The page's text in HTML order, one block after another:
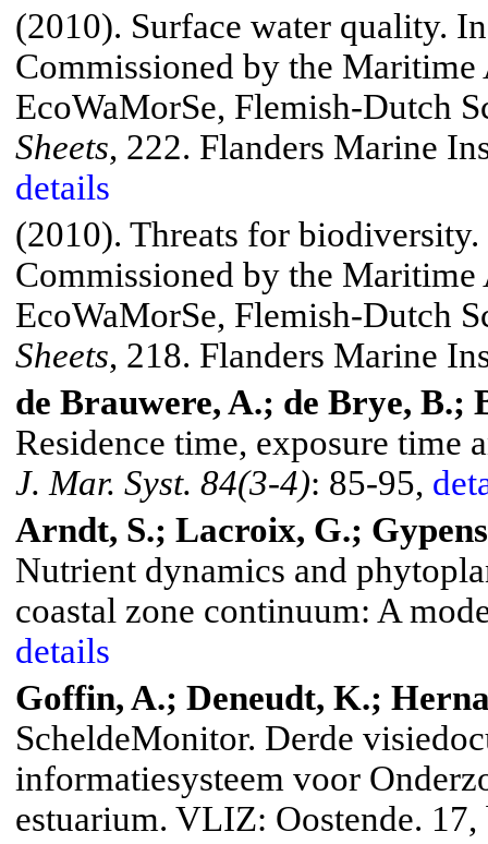
(2010). Surface water quality.
Commissioned by the
EcoWaMorSe, Flemish-Dutch
Sheets, 222. Flanders Marine
details
(2010). Threats for biodiversity.
Commissioned by the
EcoWaMorSe, Flemish-Dutch
Sheets, 218. Flanders Marine
de Brauwere, A.; de Brye, B.;
Residence time, exposure time
J. Mar. Syst. 84(3-4): 85-95,
Arndt, S.; Lacroix, G.;
Nutrient dynamics and
coastal zone continuum: A
details
Goffin, A.; Deneudt, K.;
ScheldeMonitor. Derde
informatiesysteem voor
estuarium. VLIZ: Oostende.